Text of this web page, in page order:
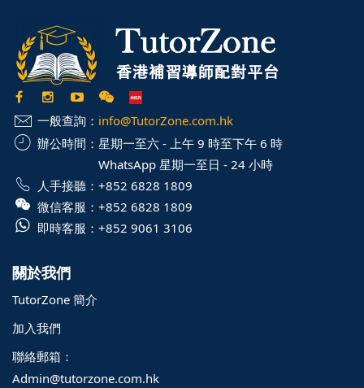
一般查詢： info@TutorZone.com.hk
辦公時間： 星期一至六 - 上午 9 時至下午 6 時
WhatsApp 星期一至日 - 24 小時
人手接聽： +852 6828 1809
微信客服： +852 6828 1809
即時客服： +852 9061 3106
關於我們
TutorZone 簡介
加入我們
聯絡郵箱：
Admin@tutorzone.com.hk